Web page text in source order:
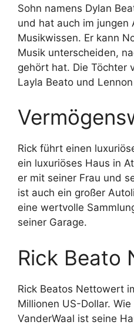
Sohn namens Dylan
und hat auch im jungen
Musikwissen. Er kann
Musik unterscheiden,
gehört hat. Die Töchter
Layla Beato und
Rick führt einen
ein luxuriöses Haus in
er mit seiner Frau und
ist auch ein großer
eine wertvolle
seiner Garage.
Rick Beato
Rick Beatos Nettowert
Millionen US-Dollar.
VanderWaal ist seine